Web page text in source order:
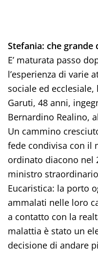
Stefania: che
E’ maturata passo
l’esperienza di varie
sociale ed
Garuti, 48 anni,
Bernardino Realino,
Un cammino
fede condivisa con il
ordinato diacono nel
ministro
Eucaristica: la porto
ammalati nelle loro
a contatto con la
malattia è stato un
decisione di andare